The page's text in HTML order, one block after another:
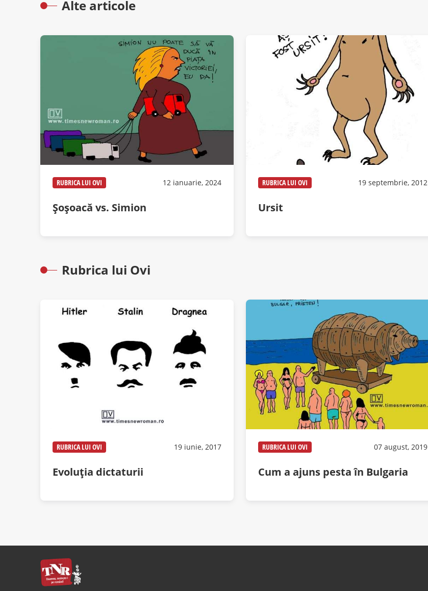
Alte articole
RUBRICA LUI OVI 12 ianuarie, 2024
Șoșoacă vs. Simion
RUBRICA LUI OVI 19 septembrie, 2012
Ursit
Rubrica lui Ovi
RUBRICA LUI OVI 19 iunie, 2017
Evoluția dictaturii
RUBRICA LUI OVI 07 august, 2019
Cum a ajuns pesta în Bulgaria